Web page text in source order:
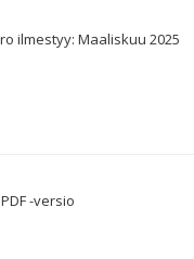
ilmestyy: Maaliskuu 2025
-versio